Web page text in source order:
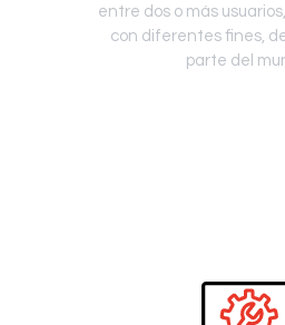
entre dos o más
con diferentes fines,
parte del